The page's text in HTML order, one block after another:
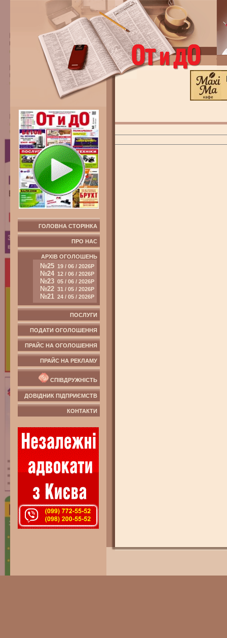
ГОЛОВНА СТОРІНКА
ПРО НАС
АРХІВ ОГОЛОШЕНЬ
№25 19 / 06 / 2026Р
№24 12 / 06 / 2026Р
№23 05 / 06 / 2026Р
№22 31 / 05 / 2026Р
№21 24 / 05 / 2026Р
ПОСЛУГИ
ПОДАТИ ОГОЛОШЕННЯ
ПРАЙС НА ОГОЛОШЕННЯ
ПРАЙС НА РЕКЛАМУ
СПІВДРУЖНІСТЬ
ДОВІДНИК ПІДПРИЄМСТВ
КОНТАКТИ